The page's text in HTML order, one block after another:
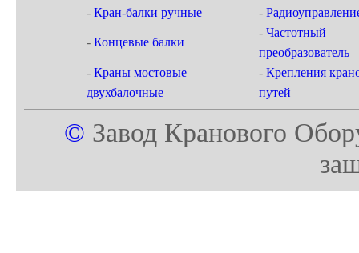
- Кран-балки ручные -
- Концевые балки
- Частотный
преобразователь
- Краны мостовые
двухбалочные
- Крепления
путей
© Завод Кранового